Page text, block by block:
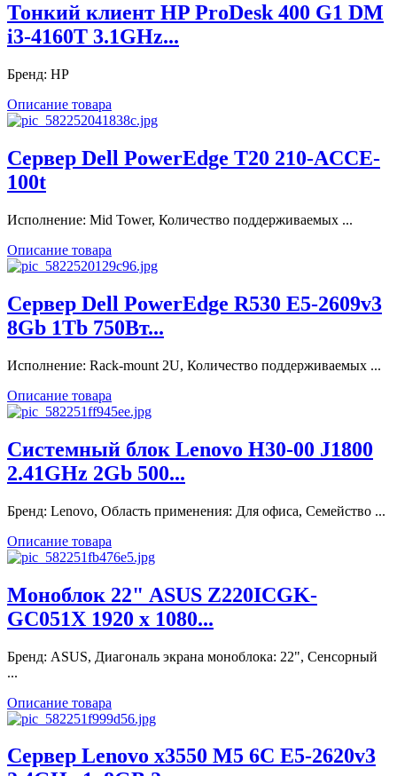
Тонкий клиент HP ProDesk 400 G1 DM
i3-4160T 3.1GHz...
Бренд: HP
Описание товара
Сервер Dell PowerEdge T20 210-ACCE-
100t
Исполнение: Mid Tower, Количество поддерживаемых ...
Описание товара
Сервер Dell PowerEdge R530 E5-2609v3
8Gb 1Tb 750Вт...
Исполнение: Rack-mount 2U, Количество поддерживаемых ...
Описание товара
Системный блок Lenovo H30-00 J1800
2.41GHz 2Gb 500...
Бренд: Lenovo, Область применения: Для офиса, Семейство ...
Описание товара
Моноблок 22" ASUS Z220ICGK-
GC051X 1920 x 1080...
Бренд: ASUS, Диагональ экрана моноблока: 22", Сенсорный
...
Описание товара
Сервер Lenovo x3550 M5 6C E5-2620v3